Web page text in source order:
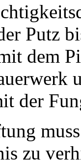
Putz
dem
der
zu